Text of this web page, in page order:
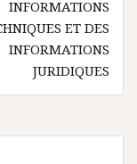
INFORMATIONS
ET DES
INFORMATIONS
JURIDIQUES